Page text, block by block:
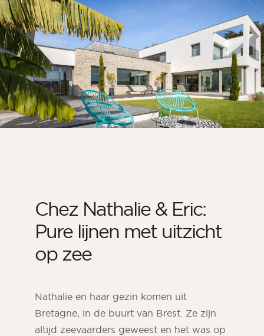
Kamer
Keuken
Badkamer
ALLE BINNENRUIMTES
Per buitenruimte
Voor
ALLE BUITENRUIMTES
Chez Nathalie & Eric:
Pure lijnen met uitzicht
op zee
Nathalie en haar gezin komen uit
Bretagne, in de buurt van Brest. Ze zijn
altijd zeevaarders geweest en het was op